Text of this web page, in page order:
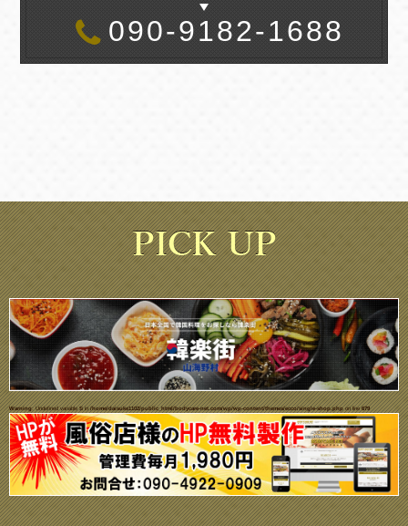
090-9182-1688
Warning: Undefined variable $i in/home/daisuke1102/public_html/bodycare-net.com/wp/wp-content/themes/ecco/single-shop.phpon line679